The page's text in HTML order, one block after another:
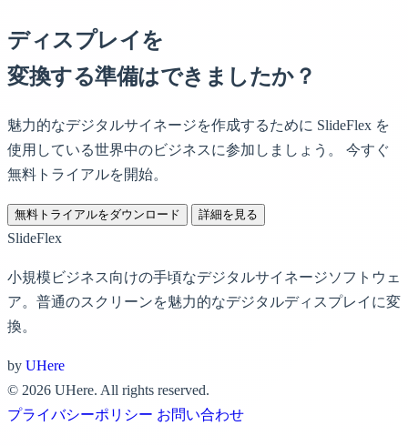
ディスプレイを
変換する準備はできましたか？
魅力的なデジタルサイネージを作成するために SlideFlex を
使用している世界中のビジネスに参加しましょう。 今すぐ
無料トライアルを開始。
無料トライアルをダウンロード 詳細を見る
SlideFlex
小規模ビジネス向けの手頃なデジタルサイネージソフトウェ
ア。普通のスクリーンを魅力的なデジタルディスプレイに変
換。
by UHere
© 2026 UHere. All rights reserved.
プライバシーポリシー お問い合わせ